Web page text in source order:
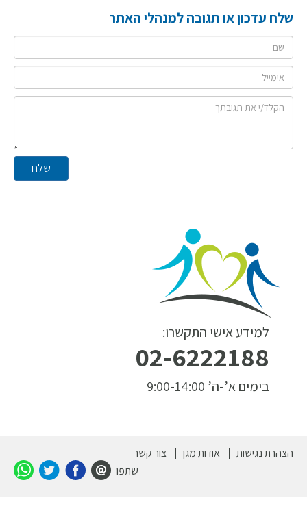
שלח עדכון או תגובה למנהלי האתר
שם
אימייל
תגובה
שלח
למידע אישי התקשרו:
02-6222188
בימים א’-ה’ 9:00-14:00
הצהרת נגישות אודות מגן
צור קשר
שתפו